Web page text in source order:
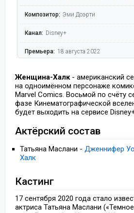
Композитор: Эми Доэрти
Канал: Disney+
Премьера: 18 августа 2022
Женщина-Халк- американский
на одноимённом персонаже
Marvel Comics. Восьмой по счёту
фазе Кинематографической
будет выходить на сервисе
Актёрский состав
Татьяна Маслани - Дженнифер
Халк
Кастинг
17 сентября 2020 года стало
актриса Татьяна Маслани